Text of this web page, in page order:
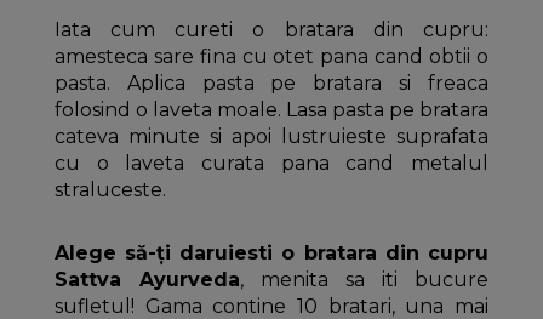
Iata cum cureti o bratara din cupru:
amesteca sare fina cu otet pana cand obtii o
pasta. Aplica pasta pe bratara si freaca
folosind o laveta moale. Lasa pasta pe bratara
cateva minute si apoi lustruieste suprafata
cu o laveta curata pana cand metalul
straluceste.
Alege să-ți daruiesti o bratara din cupru
Sattva Ayurveda, menita sa iti bucure
sufletul! Gama contine 10 bratari, una mai